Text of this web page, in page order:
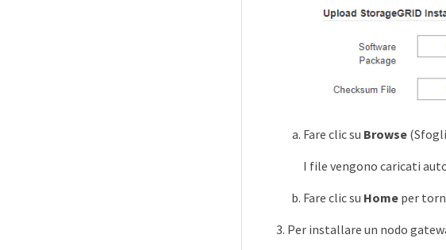
Fare clic su Browse
I file vengono caricati
Fare clic su Homeper
Per installare un nodo